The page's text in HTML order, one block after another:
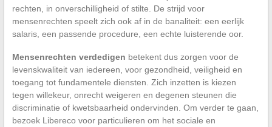
rechten, in onverschilligheid of stilte. De strijd voor
mensenrechten speelt zich ook af in de banaliteit: een eerlijk
salaris, een passende procedure, een echte luisterende oor.
Mensenrechten verdedigen betekent dus zorgen voor de
levenskwaliteit van iedereen, voor gezondheid, veiligheid en
toegang tot fundamentele diensten. Zich inzetten is kiezen
tegen willekeur, onrecht weigeren en degenen steunen die
discriminatie of kwetsbaarheid ondervinden. Om verder te gaan,
bezoek Libereco voor particulieren om het sociale en